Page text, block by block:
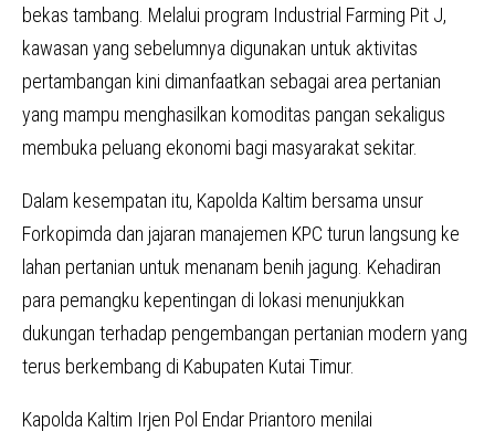
bekas tambang. Melalui program Industrial Farming Pit J,
kawasan yang sebelumnya digunakan untuk aktivitas
pertambangan kini dimanfaatkan sebagai area pertanian
yang mampu menghasilkan komoditas pangan sekaligus
membuka peluang ekonomi bagi masyarakat sekitar.
Dalam kesempatan itu, Kapolda Kaltim bersama unsur
Forkopimda dan jajaran manajemen KPC turun langsung ke
lahan pertanian untuk menanam benih jagung. Kehadiran
para pemangku kepentingan di lokasi menunjukkan
dukungan terhadap pengembangan pertanian modern yang
terus berkembang di Kabupaten Kutai Timur.
Kapolda Kaltim Irjen Pol Endar Priantoro menilai